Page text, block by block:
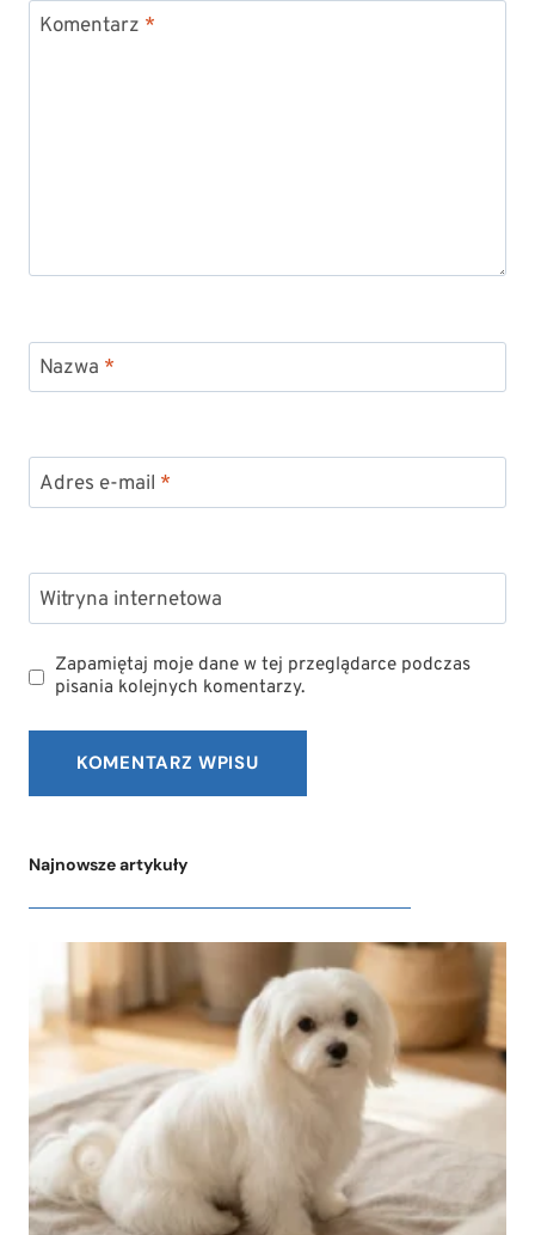
Komentarz *
Nazwa *
Adres e-mail *
Witryna internetowa
Zapamiętaj moje dane w tej przeglądarce podczas
pisania kolejnych komentarzy.
Najnowsze artykuły